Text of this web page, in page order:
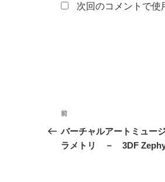
次回のコメントで使
投
稿
ナ
前
の
投
前
バーチャルアートミュー
ラメトリ － 3DF